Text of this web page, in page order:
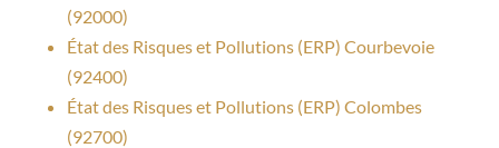
(92000)
État des Risques et Pollutions (ERP) Courbevoie
(92400)
État des Risques et Pollutions (ERP) Colombes
(92700)